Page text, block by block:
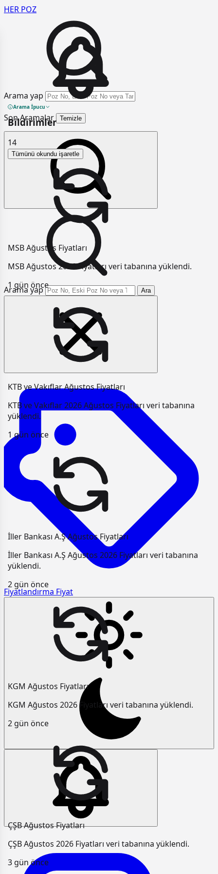
HER POZ
Arama yap
Arama İpucu
Son Aramalar Temizle
Arama yap Ara
Fiyatlandırma Fiyat
Bildirimler
14
Tümünü okundu işaretle
MSB Ağustos Fiyatları
MSB Ağustos 2026 Fiyatları veri tabanına yüklendi.
1 gün önce
KTB ve Vakıflar Ağustos Fiyatları
KTB ve Vakıflar 2026 Ağustos Fiyatları veri tabanına
yüklendi.
1 gün önce
İller Bankası A.Ş Ağustos Fiyatları
İller Bankası A.Ş Ağustos 2026 Fiyatları veri tabanına
yüklendi.
2 gün önce
KGM Ağustos Fiyatları
KGM Ağustos 2026 Fiyatları veri tabanına yüklendi.
2 gün önce
ÇŞB Ağustos Fiyatları
ÇŞB Ağustos 2026 Fiyatları veri tabanına yüklendi.
3 gün önce